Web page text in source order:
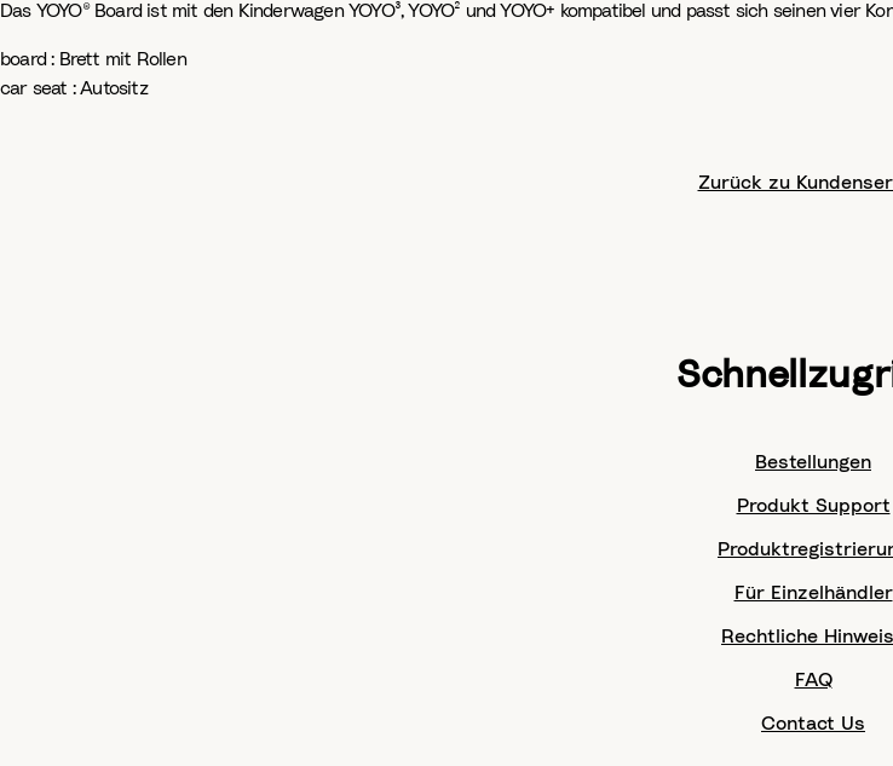
C
o
Das YOYO® Board ist mit den Kinderwagen YOYO³, YOYO² und YOYO+ kompatibel und passt sich seinen vier
board : Brett mit Rollen
car seat : Autositz
Zurück zu
Bestellungen
Produkt Support
Für Einzelhändler
Rechtliche
FAQ
Contact Us